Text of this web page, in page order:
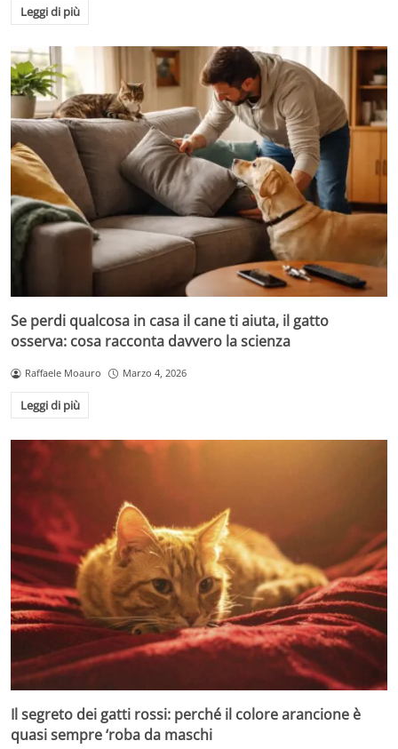
Leggi di più
Se perdi qualcosa in casa il cane ti aiuta, il gatto
osserva: cosa racconta davvero la scienza
Raffaele Moauro Marzo 4, 2026
Leggi di più
Il segreto dei gatti rossi: perché il colore arancione è
quasi sempre ‘roba da maschi